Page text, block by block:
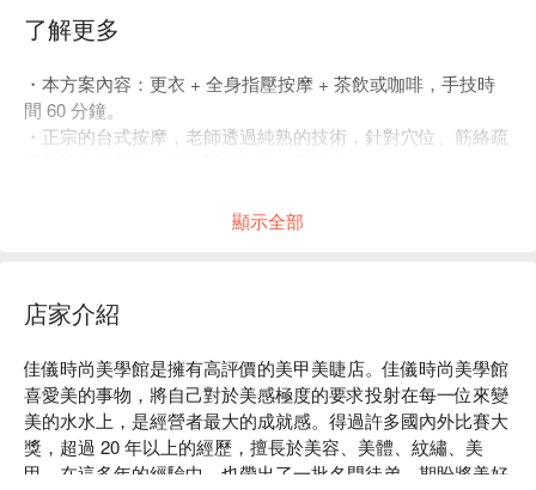
了解更多
・本方案內容：更衣 + 全身指壓按摩 + 茶飲或咖啡，手技時
間 60 分鐘。
・正宗的台式按摩，老師透過純熟的技術，針對穴位、筋絡疏
顯示全部
店家介紹
佳儀時尚美學館是擁有高評價的美甲美睫店。佳儀時尚美學館
喜愛美的事物，將自己對於美感極度的要求投射在每一位來變
美的水水上，是經營者最大的成就感。得過許多國內外比賽大
獎，超過 20 年以上的經歷，擅長於美容、美體、紋繡、美
甲，在這多年的經驗中，也帶出了一批名門徒弟，期盼將美好